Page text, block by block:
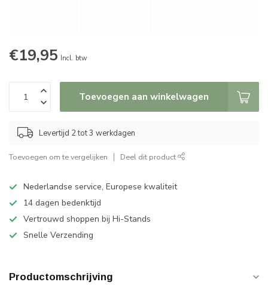
€19,95 Incl. btw
Toevoegen aan winkelwagen
Levertijd 2 tot 3 werkdagen
Toevoegen om te vergelijken Deel dit product
Nederlandse service, Europese kwaliteit
14 dagen bedenktijd
Vertrouwd shoppen bij Hi-Stands
Snelle Verzending
Productomschrijving